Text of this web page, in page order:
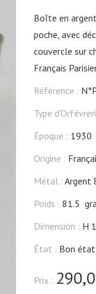
Boîte en
poche, avec
couvercle sur
Français
Référence :
Type
Époque : 1930
Origine :
Métal : Argent
Poids : 81.5
Dimension : H
État : Bon
Prix :